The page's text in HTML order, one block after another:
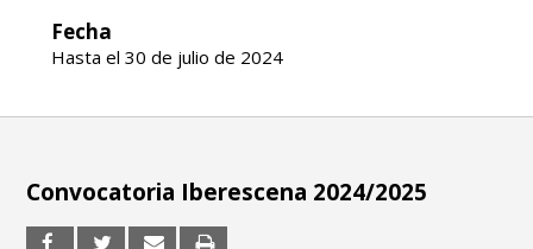
Fecha
Hasta el 30 de julio de 2024
Convocatoria Iberescena 2024/2025